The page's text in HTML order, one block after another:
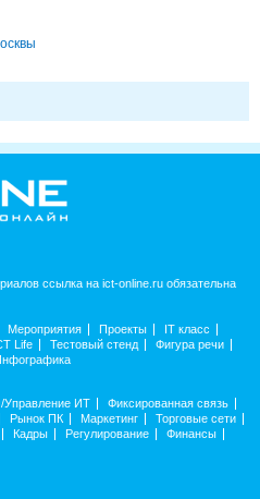
ссылка на ict-online.ru обязательна
Мероприятия Проекты
IT класс
Life Тестовый стенд
Фигура речи
Управление ИТ
Фиксированная связь
Рынок ПК Маркетинг
Торговые сети
Кадры Регулирование
Финансы